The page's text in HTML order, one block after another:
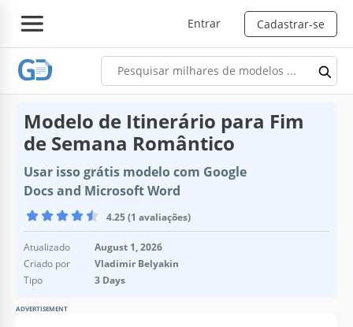
Entrar Cadastrar-se
Modelo de Itinerário para Fim
de Semana Romântico
Usar isso grátis modelo com Google
Docs and Microsoft Word
4.25 (1 avaliações)
Atualizado
August 1, 2026
Criado por
Vladimir Belyakin
Tipo
3 Days
ADVERTISEMENT